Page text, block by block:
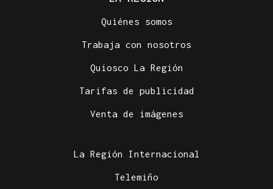
Quiénes somos
Trabaja con nosotros
Quiosco La Región
Tarifas de publicidad
Venta de imágenes
La Región Internacional
Telemiño